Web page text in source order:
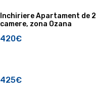
Inchiriere Apartament de 2
camere, zona Ozana
420€
425€